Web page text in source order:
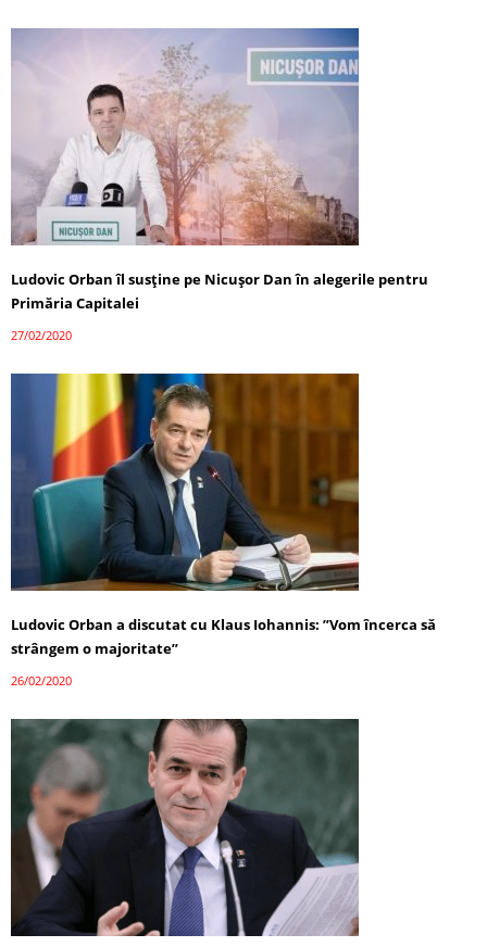
Ludovic Orban îl susține pe Nicușor Dan în alegerile pentru
Primăria Capitalei
27/02/2020
Ludovic Orban a discutat cu Klaus Iohannis: ”Vom încerca să
strângem o majoritate”
26/02/2020